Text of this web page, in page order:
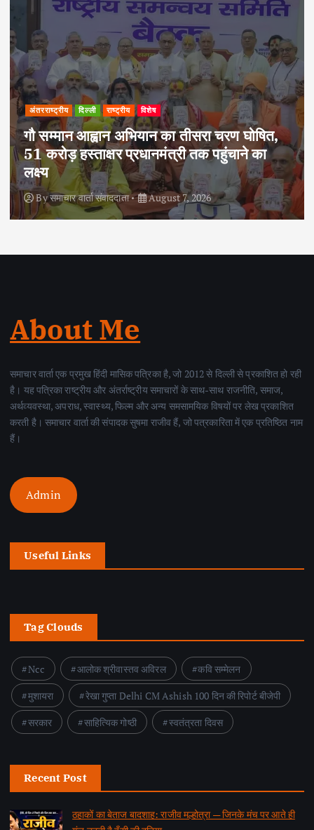
अपराध दिल्ली राष्ट्रीय
दोहरे हत्याकांड का वांछित आरोपी क्राइम ब्रांच के
हत्थे चढ़ा, नौ आपराधिक मामलों में रहा है शामिल
Byसमाचार वार्ता संवाददाता August 6, 2026
About Me
समाचार वार्ता एक प्रमुख हिंदी मासिक पत्रिका है, जो 2012 से दिल्ली से प्रकाशित हो रही
है। यह पत्रिका राष्ट्रीय और अंतर्राष्ट्रीय समाचारों के साथ-साथ राजनीति, समाज,
अर्थव्यवस्था, अपराध, स्वास्थ्य, फिल्म और अन्य समसामयिक विषयों पर लेख प्रकाशित
करती है। समाचार वार्ता की संपादक सुषमा राजीव हैं, जो पत्रकारिता में एक प्रतिष्ठित नाम
हैं।
Admin
Useful Links
Tag Clouds
Ncc आलोक श्रीवास्तव अविरल
कवि सम्मेलन
मुशायरा
रेखा गुप्ता Delhi CM Ashish 100 दिन की रिपोर्ट बीजेपी
सरकार
साहित्यिक गोष्ठी स्वतंत्रता दिवस
Recent Post
ठहाकों का बेताज बादशाह: राजीव मल्होत्रा — जिनके मंच पर आते ही